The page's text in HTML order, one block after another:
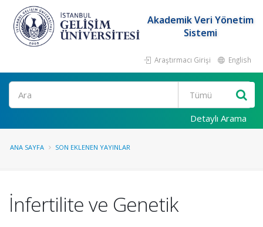
Akademik Veri Yönetim
Sistemi
Araştırmacı Girişi English
Ara
Detaylı Arama
ANA SAYFA SON EKLENEN YAYINLAR
İnfertilite ve Genetik